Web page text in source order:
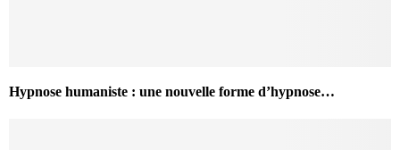
Hypnose humaniste : une nouvelle forme d’hypnose…